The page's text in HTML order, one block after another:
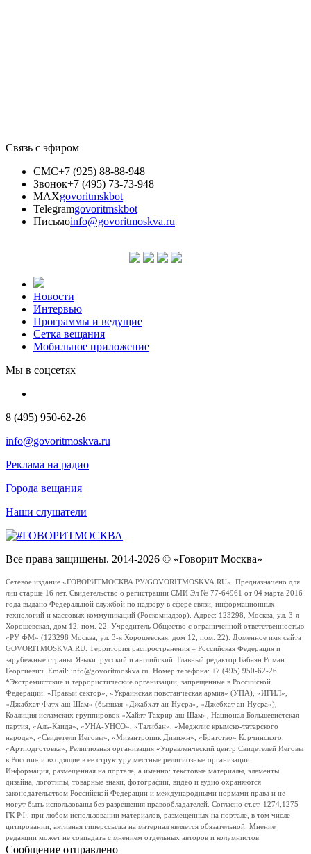
Связь с эфиром
СМС+7 (925) 88-88-948
Звонок+7 (495) 73-73-948
MAXgovoritmskbot
Telegramgovoritmskbot
Письмоinfo@govoritmoskva.ru
Новости
Интервью
Программы и ведущие
Сетка вещания
Мобильное приложение
Мы в соцсетях
8 (495) 950-62-26
info@govoritmoskva.ru
Реклама на радио
Города вещания
Наши слушатели
Все права защищены. 2014-2026 © «Говорит Москва»
Сетевое издание «ГОВОРИТМОСКВА.РУ/GOVORITMOSKVA.RU». Предназначено для
лиц старше 16 лет. Свидетельство о регистрации СМИ Эл № 77-64961 от 04 марта 2016
года выдано Федеральной службой по надзору в сфере связи, информационных
технологий и массовых коммуникаций (Роскомнадзор). Адрес: 123298, Москва, ул. 3-я
Хорошевская, дом 12, пом. 22. Учредитель Общество с ограниченной ответственностью
«РУ ФМ» (123298 Москва, ул. 3-я Хорошевская, дом 12, пом. 22). Доменное имя сайта
GOVORITMOSKVA.RU. Территория распространения – Российская Федерация и
зарубежные страны. Языки: русский и английский. Главный редактор Бабаян Роман
Георгиевич. Email: info@govoritmoskva.ru. Номер телефона: +7 (495) 950-62-26
*Экстремистские и террористические организации, запрещенные в Российской
Федерации: «Правый сектор», «Украинская повстанческая армия» (УПА), «ИГИЛ»,
«Джабхат Фатх аш-Шам» (бывшая «Джабхат ан-Нусра», «Джебхат ан-Нусра»),
Коалиция исламских группировок «Хайят Тахрир аш-Шам», Национал-Большевистская
партия, «Аль-Каида», «УНА-УНСО», «Талибан», «Меджлис крымско-татарского
народа», «Свидетели Иеговы», «Мизантропик Дивижн», «Братство» Корчинского,
«Артподготовка», Религиозная организация «Управленческий центр Свидетелей Иеговы
в России» и входящие в ее структуру местные религиозные организации.
Информация, размещенная на портале, а именно: текстовые материалы, элементы
дизайна, логотипы, товарные знаки, фотографии, видео и аудио охраняются
законодательством Российской Федерации и международными нормами права и не
могут быть использованы без разрешения правообладателей. Согласно ст.ст. 1274,1275
ГК РФ, при любом использовании материалов, размещенных на портале, в том числе
цитировании, активная гиперссылка на материал является обязательной. Мнение
редакции может не совпадать с мнением отдельных авторов и колумнистов.
Сообщение отправлено